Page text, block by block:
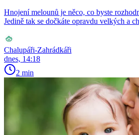
Hnojení melounů je něco, co byste
Jedině tak se dočkáte opravdu velkých a
Chalupáři-Zahrádkáři
dnes, 14:18
2 min